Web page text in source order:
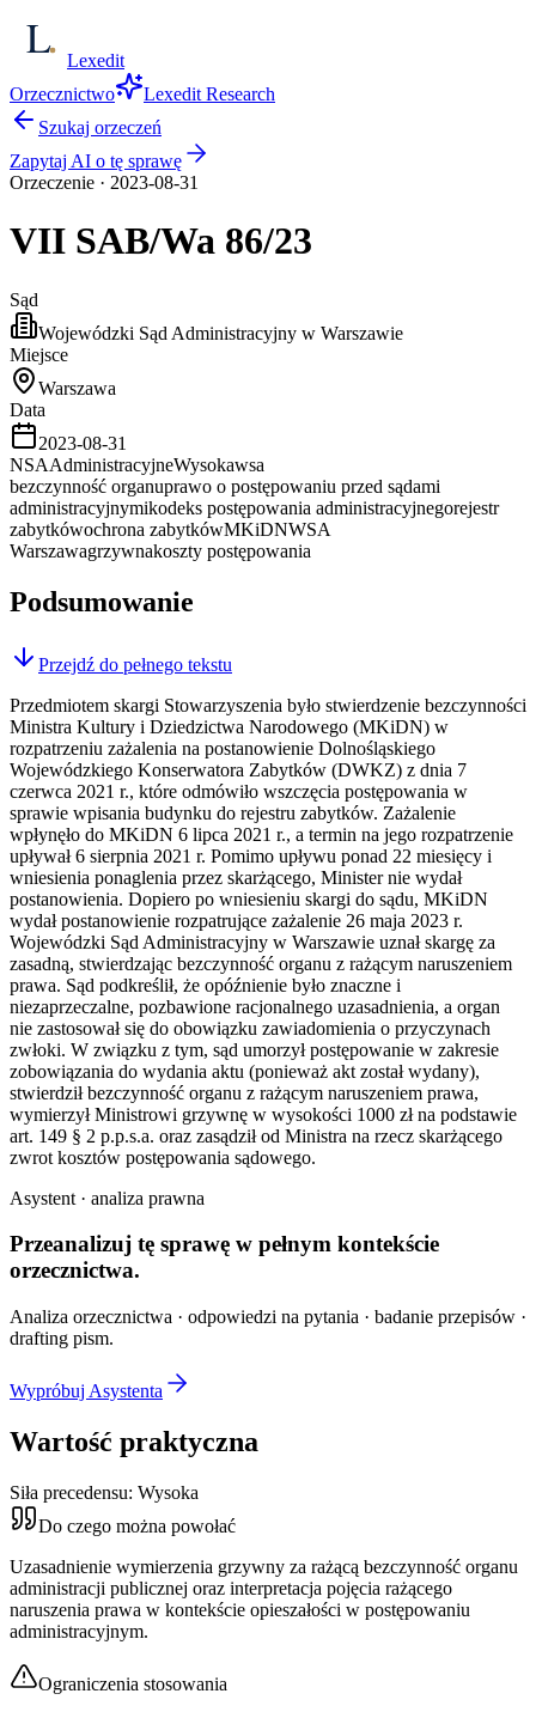
Lexedit
Orzecznictwo
Lexedit Research
Szukaj orzeczeń
Zapytaj AI o tę sprawę
Orzeczenie · 2023-08-31
VII SAB/Wa 86/23
Sąd
Wojewódzki Sąd Administracyjny w Warszawie
Miejsce
Warszawa
Data
2023-08-31
NSAAdministracyjneWysokawsa
bezczynność organuprawo o postępowaniu przed sądami
administracyjnymikodeks postępowania administracyjnegorejestr
zabytkówochrona zabytkówMKiDNWSA
Warszawagrzywnakoszty postępowania
Podsumowanie
Przejdź do pełnego tekstu
Przedmiotem skargi Stowarzyszenia było stwierdzenie bezczynności
Ministra Kultury i Dziedzictwa Narodowego (MKiDN) w
rozpatrzeniu zażalenia na postanowienie Dolnośląskiego
Wojewódzkiego Konserwatora Zabytków (DWKZ) z dnia 7
czerwca 2021 r., które odmówiło wszczęcia postępowania w
sprawie wpisania budynku do rejestru zabytków. Zażalenie
wpłynęło do MKiDN 6 lipca 2021 r., a termin na jego rozpatrzenie
upływał 6 sierpnia 2021 r. Pomimo upływu ponad 22 miesięcy i
wniesienia ponaglenia przez skarżącego, Minister nie wydał
postanowienia. Dopiero po wniesieniu skargi do sądu, MKiDN
wydał postanowienie rozpatrujące zażalenie 26 maja 2023 r.
Wojewódzki Sąd Administracyjny w Warszawie uznał skargę za
zasadną, stwierdzając bezczynność organu z rażącym naruszeniem
prawa. Sąd podkreślił, że opóźnienie było znaczne i
niezaprzeczalne, pozbawione racjonalnego uzasadnienia, a organ
nie zastosował się do obowiązku zawiadomienia o przyczynach
zwłoki. W związku z tym, sąd umorzył postępowanie w zakresie
zobowiązania do wydania aktu (ponieważ akt został wydany),
stwierdził bezczynność organu z rażącym naruszeniem prawa,
wymierzył Ministrowi grzywnę w wysokości 1000 zł na podstawie
art. 149 § 2 p.p.s.a. oraz zasądził od Ministra na rzecz skarżącego
zwrot kosztów postępowania sądowego.
Asystent · analiza prawna
Przeanalizuj tę sprawę w pełnym kontekście
orzecznictwa.
Analiza orzecznictwa · odpowiedzi na pytania · badanie przepisów ·
drafting pism.
Wypróbuj Asystenta
Wartość praktyczna
Siła precedensu: Wysoka
Do czego można powołać
Uzasadnienie wymierzenia grzywny za rażącą bezczynność organu
administracji publicznej oraz interpretacja pojęcia rażącego
naruszenia prawa w kontekście opieszałości w postępowaniu
administracyjnym.
Ograniczenia stosowania